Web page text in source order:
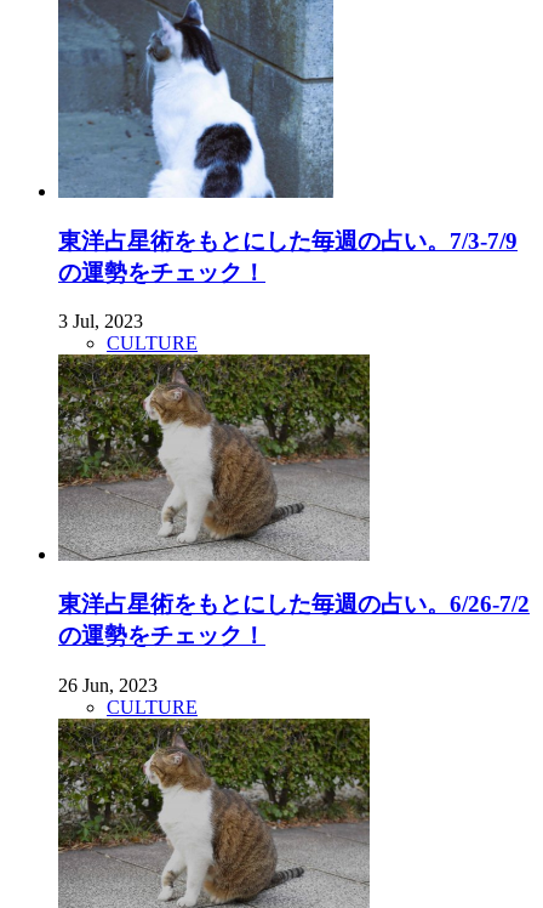
東洋占星術をもとにした毎週の占い。7/3-7/9
の運勢をチェック！
3 Jul, 2023
CULTURE
東洋占星術をもとにした毎週の占い。6/26-7/2
の運勢をチェック！
26 Jun, 2023
CULTURE